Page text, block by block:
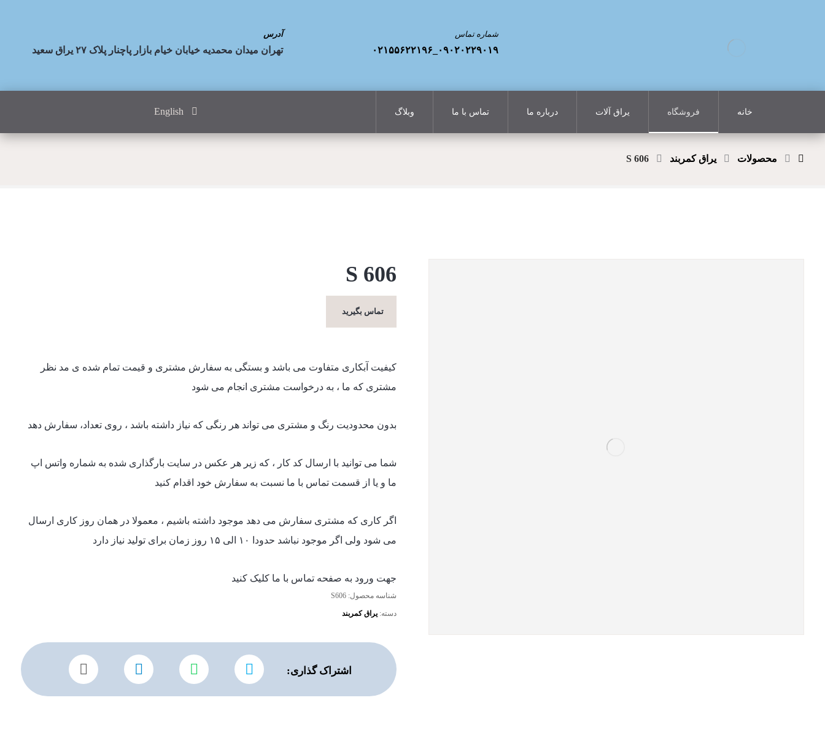
آدرس
تهران میدان محمدیه خیابان خیام بازار پاچنار پلاک ۲۷ یراق سعید
شماره تماس
۰۹۰۲۰۲۲۹۰۱۹_۰۲۱۵۵۶۲۲۱۹۶
خانه فروشگاه یراق آلات درباره ما تماس با ما وبلاگ English
محصولات یراق کمربند S 606
S 606
تماس بگیرید
کیفیت آبکاری متفاوت می باشد و بستگی به سفارش مشتری و قیمت تمام شده ی مد نظر
مشتری که ما ، به درخواست مشتری انجام می شود
بدون محدودیت رنگ و مشتری می تواند هر رنگی که نیاز داشته باشد ، روی تعداد، سفارش دهد
شما می توانید با ارسال کد کار ، که زیر هر عکس در سایت بارگذاری شده به شماره واتس اپ
ما و یا از قسمت تماس با ما نسبت به سفارش خود اقدام کنید
اگر کاری که مشتری سفارش می دهد موجود داشته باشیم ، معمولا در همان روز کاری ارسال
می شود ولی اگر موجود نباشد حدودا ۱۰ الی ۱۵ روز زمان برای تولید نیاز دارد
جهت ورود به صفحه تماس با ما کلیک کنید
شناسه محصول: S606
دسته: یراق کمربند